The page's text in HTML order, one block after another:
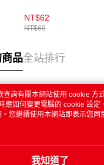
NT$62
NT$69
品全站排行
查詢有關本網站使用 cookie 方
應如何變更電腦的 cookie 設定
。您繼續使用本網站即表示您同
cookie。
我知道了